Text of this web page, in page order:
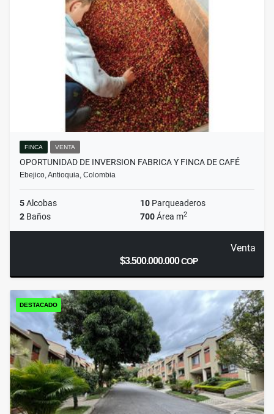
FINCA VENTA
OPORTUNIDAD DE INVERSION FABRICA Y FINCA DE CAFÉ
Ebejico, Antioquia, Colombia
5Alcobas 10 Parqueaderos
2 Baños 700Área m2
Venta
$3.500.000.000COP
DESTACADO